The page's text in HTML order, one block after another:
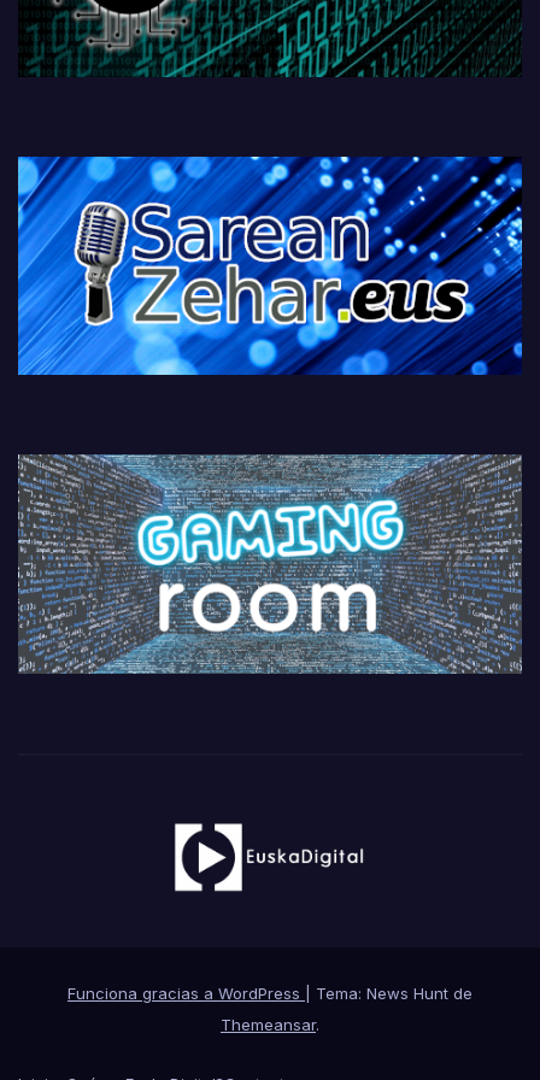
Funciona gracias a WordPress
Tema: News Hunt de
Themeansar.